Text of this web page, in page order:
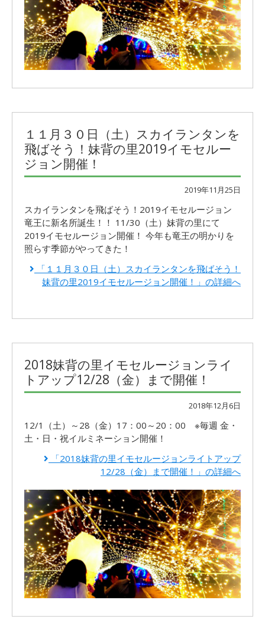
１１月３０日（土）スカイランタンを
飛ばそう！妹背の里2019イモセルー
ジョン開催！
2019年11月25日
スカイランタンを飛ばそう！2019イモセルージョン
竜王に新名所誕生！！ 11/30（土）妹背の里にて
2019イモセルージョン開催！ 今年も竜王の明かりを
照らす季節がやってきた！
「１１月３０日（土）スカイランタンを飛ばそう！
妹背の里2019イモセルージョン開催！」の詳細へ
2018妹背の里イモセルージョンライ
トアップ12/28（金）まで開催！
2018年12月6日
12/1（土）～28（金）17：00～20：00 ※毎週 金・
土・日・祝イルミネーション開催！
「2018妹背の里イモセルージョンライトアップ
12/28（金）まで開催！」の詳細へ